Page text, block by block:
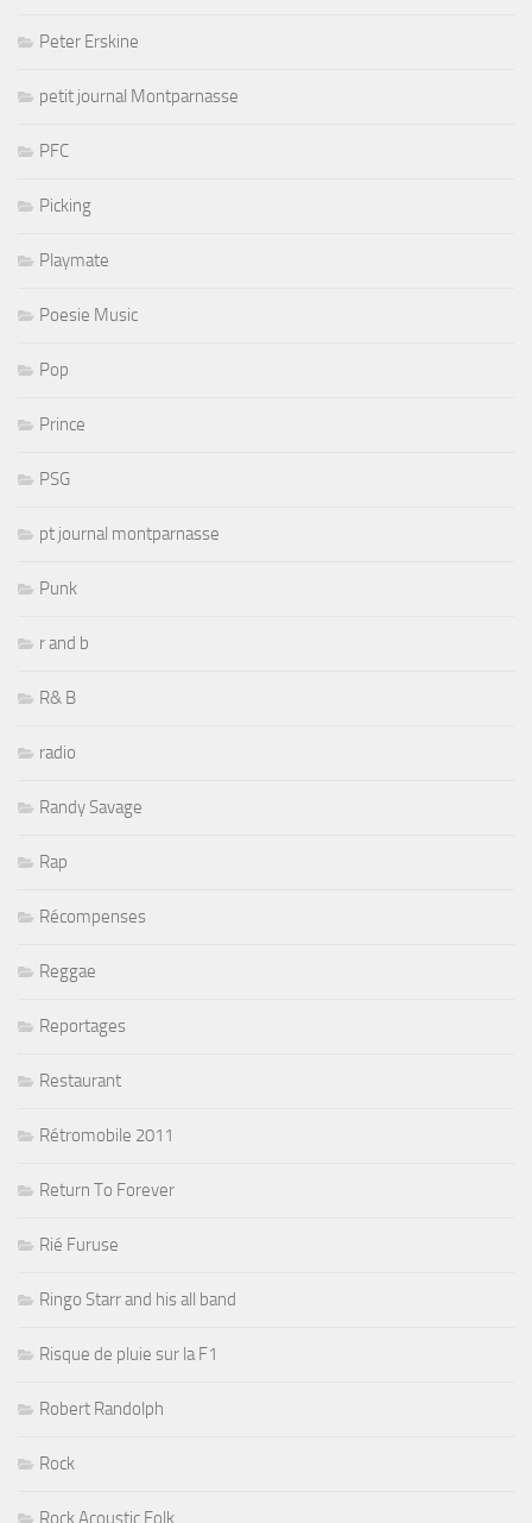
Peter Erskine
petit journal Montparnasse
PFC
Picking
Playmate
Poesie Music
Pop
Prince
PSG
pt journal montparnasse
Punk
r and b
R& B
radio
Randy Savage
Rap
Récompenses
Reggae
Reportages
Restaurant
Rétromobile 2011
Return To Forever
Rié Furuse
Ringo Starr and his all band
Risque de pluie sur la F1
Robert Randolph
Rock
Rock Acoustic Folk